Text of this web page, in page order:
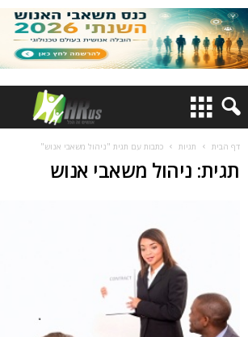
דף הבית תגיות כתבות עם תגית "ניהול משאבי אנוש"
תגית: ניהול משאבי אנוש